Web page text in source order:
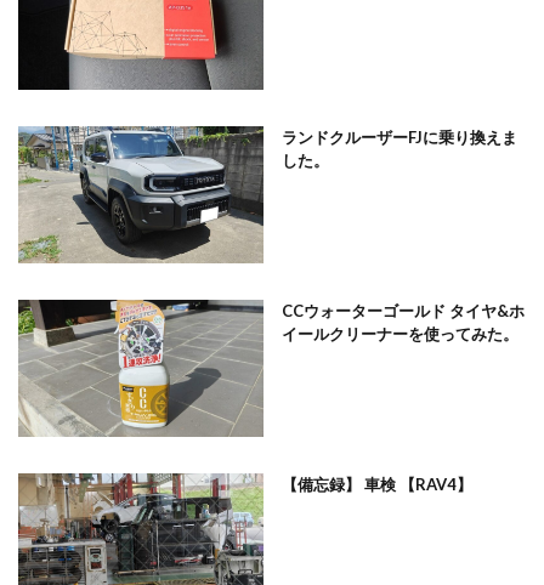
ランドクルーザーFJに乗り換えま
した。
CCウォーターゴールド タイヤ&ホ
イールクリーナーを使ってみた。
【備忘録】 車検 【RAV4】